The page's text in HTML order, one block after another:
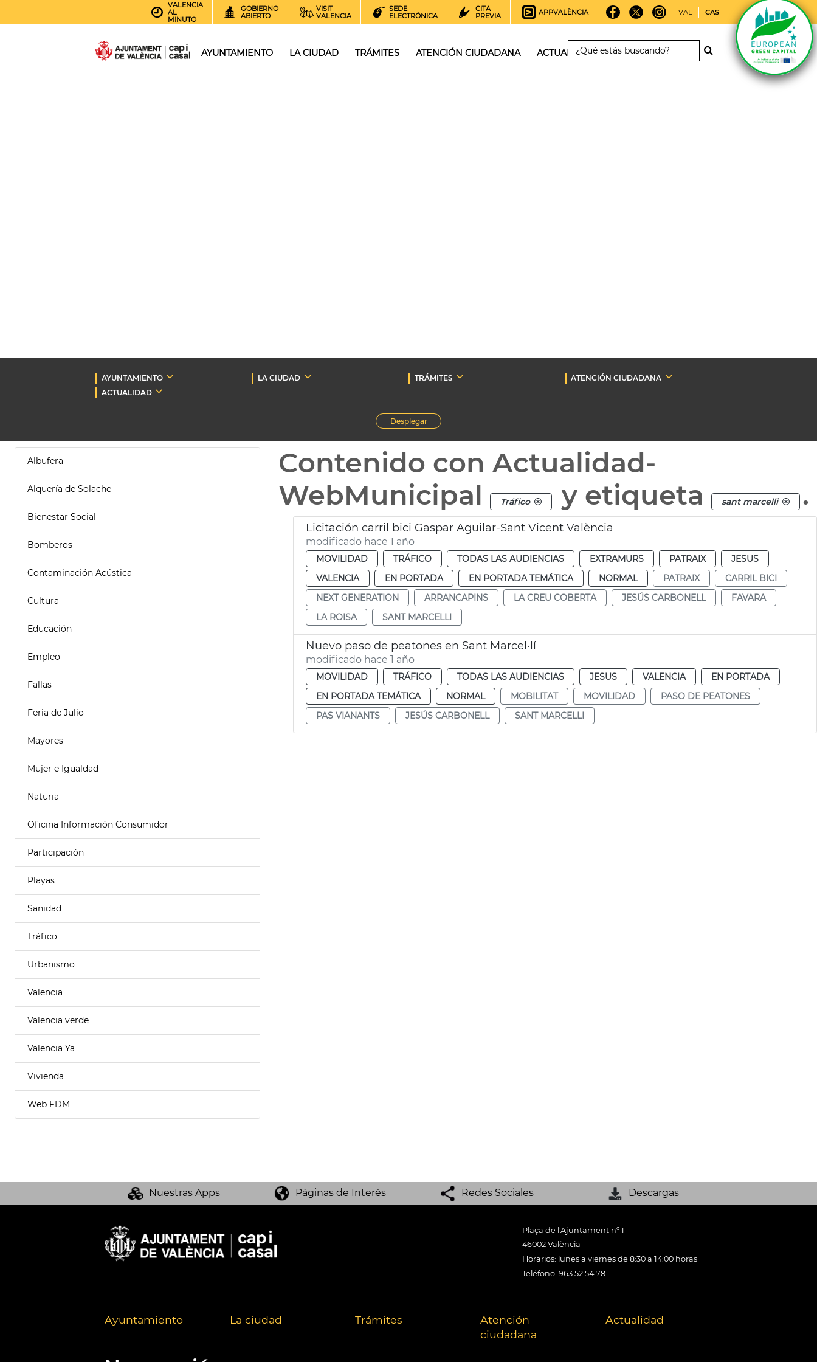
VALENCIA
AL
MINUTO
GOBIERNO
ABIERTO
VISIT
VALENCIA
SEDE
ELECTRÓNICA
CITA
PREVIA
APPVALÈNCIA VAL CAS
AYUNTAMIENTO LA CIUDAD TRÁMITES ATENCIÓN CIUDADANA ACTUALIDAD
AYUNTAMIENTO LA CIUDAD TRÁMITES
ATENCIÓN CIUDADANA
ACTUALIDAD
Desplegar
Albufera
Alquería de Solache
Bienestar Social
Bomberos
Contaminación Acústica
Cultura
Educación
Empleo
Fallas
Feria de Julio
Mayores
Mujer e Igualdad
Naturia
Oficina Información Consumidor
Participación
Playas
Sanidad
Tráfico
Urbanismo
Valencia
Valencia verde
Valencia Ya
Vivienda
Web FDM
Contenido con Actualidad-
WebMunicipal
Tráfico y etiqueta sant marcelli .
Licitación carril bici Gaspar Aguilar-Sant Vicent València
modificado hace 1 año
MOVILIDAD TRÁFICO TODAS LAS AUDIENCIAS EXTRAMURS PATRAIX
JESUS
VALENCIA
EN PORTADA EN PORTADA TEMÁTICA NORMAL PATRAIX
CARRIL BICI
NEXT GENERATION
ARRANCAPINS LA CREU COBERTA JESÚS CARBONELL
FAVARA
LA ROISA
SANT MARCELLI
Nuevo paso de peatones en Sant Marcel·lí
modificado hace 1 año
MOVILIDAD TRÁFICO TODAS LAS AUDIENCIAS JESUS VALENCIA
EN PORTADA
EN PORTADA TEMÁTICA
NORMAL MOBILITAT MOVILIDAD
PASO DE PEATONES
PAS VIANANTS
JESÚS CARBONELL SANT MARCELLI
Nuestras Apps Páginas de Interés Redes Sociales Descargas
Plaça de l'Ajuntament nº 1
46002 València
Horarios: lunes a viernes de 8:30 a 14:00 horas
Teléfono: 963 52 54 78
Ayuntamiento La ciudad Trámites
Atención
ciudadana
Actualidad